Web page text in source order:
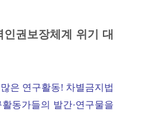
권보장체계 위기 대
은 연구활동! 차별금지법
동가들의 발간·연구물을